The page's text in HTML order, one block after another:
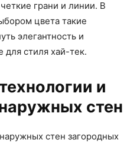
грани и линии. В
цвета такие
элегантность и
для стиля хай-тек.
и
стен
стен загородных